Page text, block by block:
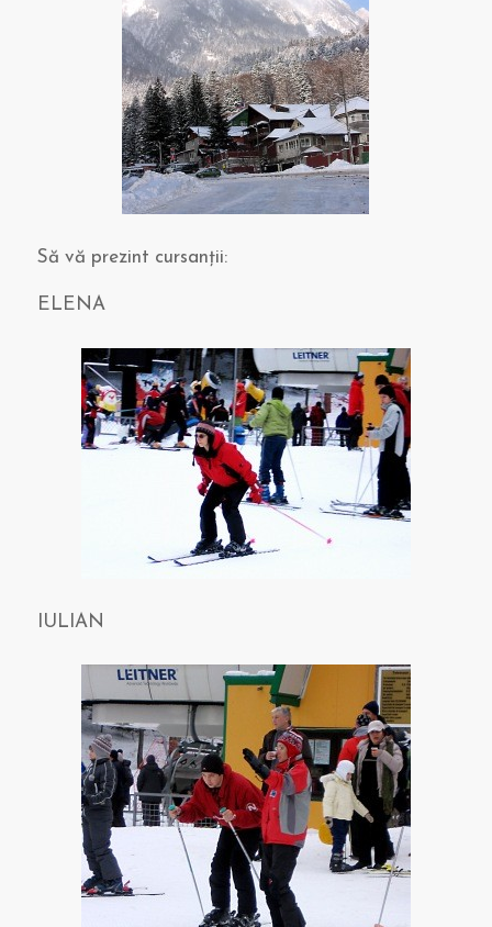
Să vă prezint cursanţii:
ELENA
IULIAN